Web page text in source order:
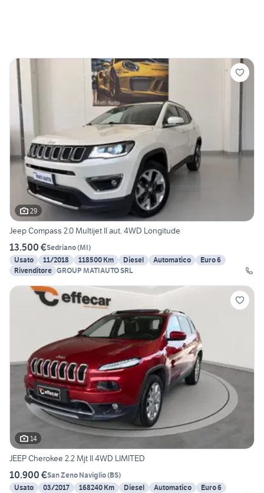
29
Jeep Compass 2.0 Multijet II aut. 4WD Longitude
13.500 €Sedriano(MI)
Usato
11/2018 118500 Km Diesel Automatico
Euro 6
Rivenditore GROUP MATIAUTO SRL
14
JEEP Cherokee 2.2 Mjt II 4WD LIMITED
10.900 €San Zeno Naviglio(BS)
Usato
03/2017 168240 Km Diesel Automatico
Euro 6